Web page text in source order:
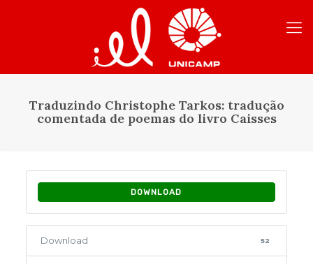
Traduzindo Christophe Tarkos: tradução
comentada de poemas do livro Caisses
DOWNLOAD
Download 52